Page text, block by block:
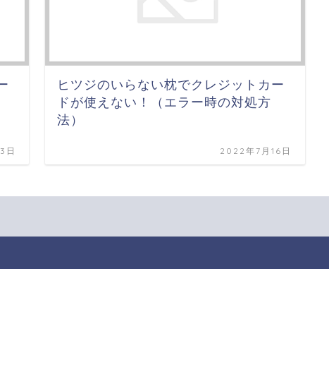
日
ヒツジのいらない枕でクレジットカー
ドが使えない！（エラー時の対処方
法）
2022年7月16日